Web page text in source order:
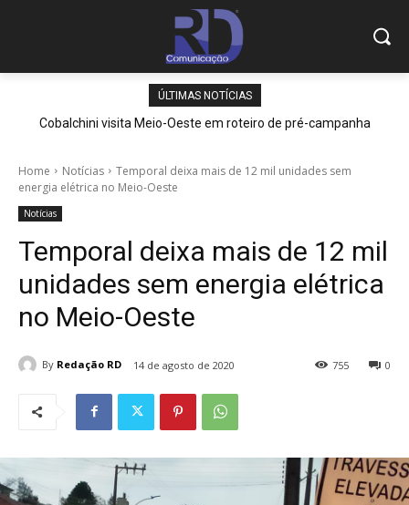
ÚLTIMAS NOTÍCIAS
Cobalchini visita Meio-Oeste em roteiro de pré-campanha
Home Notícias
Temporal deixa mais de 12 mil unidades sem
energia elétrica no Meio-Oeste
Notícias
Temporal deixa mais de 12 mil
unidades sem energia elétrica
no Meio-Oeste
By Redação RD 14 de agosto de 2020 0
755